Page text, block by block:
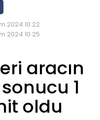
2024 10:22
2024 10:25
aracın
1
oldu